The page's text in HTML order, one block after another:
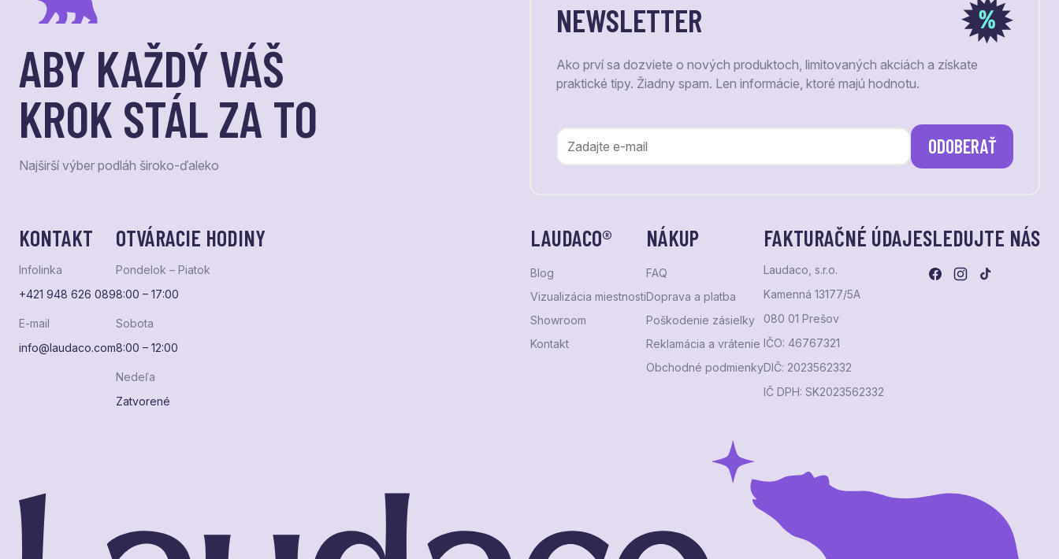
ABY KAŽDÝ VÁŠ
KROK STÁL ZA TO
Najširší výber podláh široko-ďaleko
NEWSLETTER
Ako prví sa dozviete o nových produktoch, limitovaných akciách a získate
praktické tipy. Žiadny spam. Len informácie, ktoré majú hodnotu.
ODOBERAŤ
KONTAKT
Infolinka
+421 948 626 089
E-mail
info@laudaco.com
OTVÁRACIE HODINY
Pondelok – Piatok
8:00 – 17:00
Sobota
8:00 – 12:00
Nedeľa
Zatvorené
LAUDACO®
Blog
Vizualizácia miestnosti
Showroom
Kontakt
NÁKUP
FAQ
Doprava a platba
Poškodenie zásielky
Reklamácia a vrátenie
Obchodné podmienky
FAKTURAČNÉ ÚDAJE
Laudaco, s.r.o.
Kamenná 13177/5A
080 01 Prešov
IČO: 46767321
DIČ: 2023562332
IČ DPH: SK2023562332
SLEDUJTE NÁS